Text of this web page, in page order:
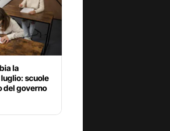
la
scuole
del governo